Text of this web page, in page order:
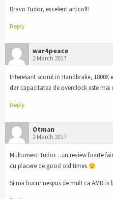
Bravo Tudor, excelent articol!!
Reply
war4peace
2 March 2017
Interesant scorul in Handbrake, 1800X
dar capacitatea de overclock este
Reply
Otman
2 March 2017
Multumesc Tudor…un review foarte
cu placere de good old times
Si ma bucur nespus de mult ca AMD